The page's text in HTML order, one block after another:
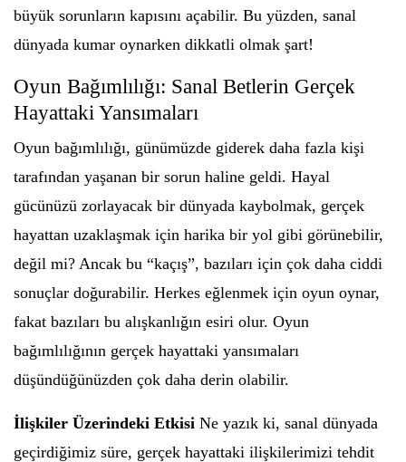
büyük sorunların kapısını açabilir. Bu yüzden, sanal
dünyada kumar oynarken dikkatli olmak şart!
Oyun Bağımlılığı: Sanal Betlerin Gerçek
Hayattaki Yansımaları
Oyun bağımlılığı, günümüzde giderek daha fazla kişi
tarafından yaşanan bir sorun haline geldi. Hayal
gücünüzü zorlayacak bir dünyada kaybolmak, gerçek
hayattan uzaklaşmak için harika bir yol gibi görünebilir,
değil mi? Ancak bu “kaçış”, bazıları için çok daha ciddi
sonuçlar doğurabilir. Herkes eğlenmek için oyun oynar,
fakat bazıları bu alışkanlığın esiri olur. Oyun
bağımlılığının gerçek hayattaki yansımaları
düşündüğünüzden çok daha derin olabilir.
İlişkiler Üzerindeki Etkisi Ne yazık ki, sanal dünyada
geçirdiğimiz süre, gerçek hayattaki ilişkilerimizi tehdit